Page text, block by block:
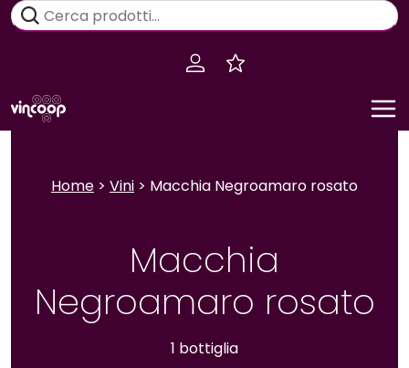
Salta
Cerca:
Home > Vini > Macchia Negroamaro rosato
Macchia
Negroamaro rosato
1 bottiglia